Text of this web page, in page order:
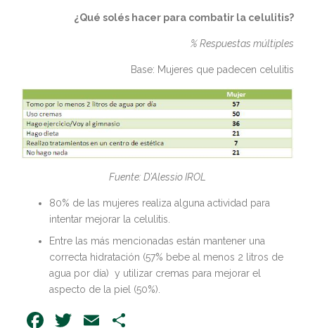
¿Qué solés hacer para combatir la celulitis?
% Respuestas múltiples
Base: Mujeres que padecen celulitis
Fuente: D’Alessio IROL
80% de las mujeres realiza alguna actividad para
intentar mejorar la celulitis.
Entre las más mencionadas están mantener una
correcta hidratación (57% bebe al menos 2 litros de
agua por día) y utilizar cremas para mejorar el
aspecto de la piel (50%).
Facebook
Twitter
Email